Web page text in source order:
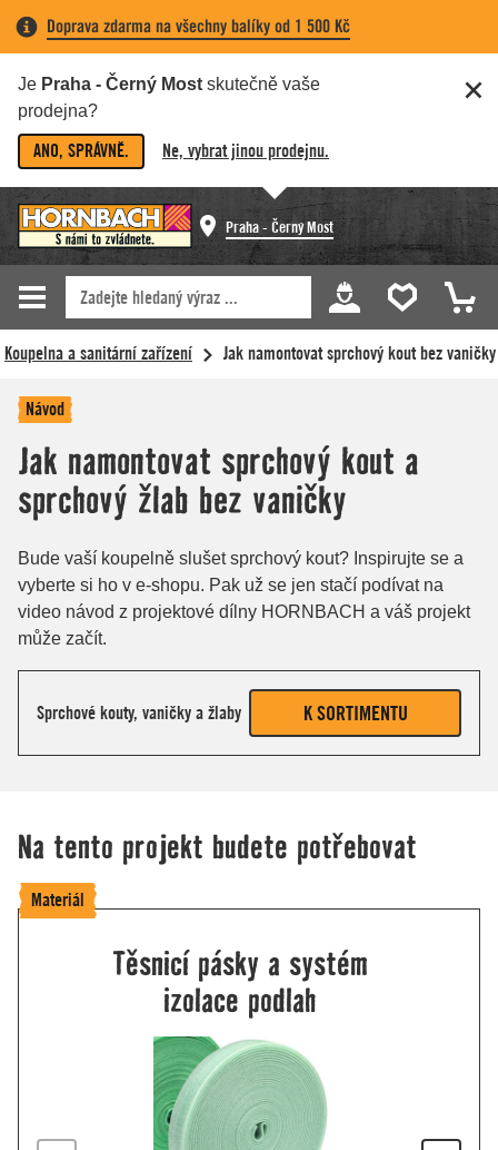
Doprava zdarma na všechny balíky od 1 500 Kč
Je Praha - Černý Most skutečně vaše
prodejna?
ANO, SPRÁVNĚ. Ne, vybrat jinou prodejnu.
Praha - Černý Most